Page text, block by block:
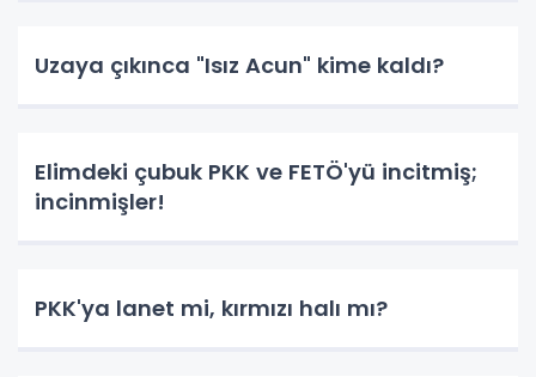
Uzaya çıkınca "Isız Acun" kime kaldı?
Elimdeki çubuk PKK ve FETÖ'yü incitmiş;
incinmişler!
PKK'ya lanet mi, kırmızı halı mı?